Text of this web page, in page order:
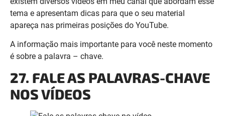
é sobre a palavra – chave.
27. FALE AS PALAVRAS-CHAVE
NOS VÍDEOS
Cite apalavra-chavedo assunto no início, no meio e no
final do conteúdo. O YouTube consegue ler o vídeo.